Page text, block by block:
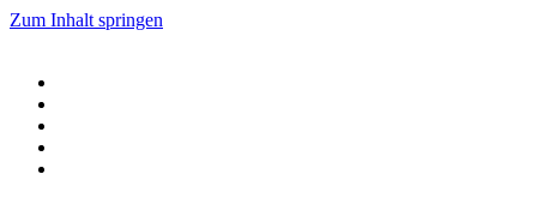
Zum Inhalt springen